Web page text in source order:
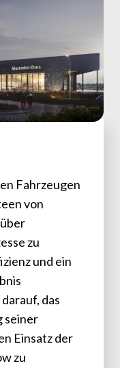
Fahrzeugen
von
zu
und ein
das
seiner
Einsatz der
zu